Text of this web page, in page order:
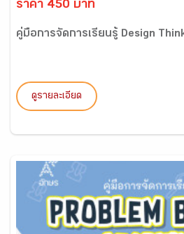
ราคา 450 บาท
คู่มือการจัดการเรียนรู้ Design
ดูรายละเอียด